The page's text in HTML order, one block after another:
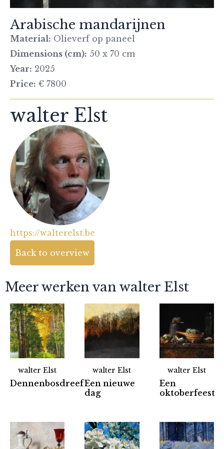
Arabische mandarijnen
Material: Olieverf op paneel
Dimensions (cm): 50 x 70 cm
Year: 2025
Price: € 7800
walter Elst
https://walterelst.be
Back to overview
Meer werken van walter Elst
walter Elst
Dennenbosdreef
walter Elst
Een nieuwe
dag
walter Elst
Een
oktoberfeest